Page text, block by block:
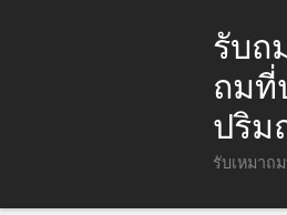
รับถ
ถมที่
ปริ
รับเหมาถ